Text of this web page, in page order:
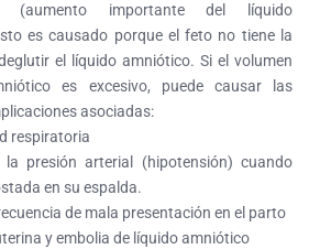
(aumento importante del líquido
es causado porque el feto no tiene la
el líquido amniótico. Si el volumen
es excesivo, puede causar las
asociadas:
respiratoria
la presión arterial (hipotensión) cuando
en su espalda.
de mala presentación en el parto
y embolia de líquido amniótico